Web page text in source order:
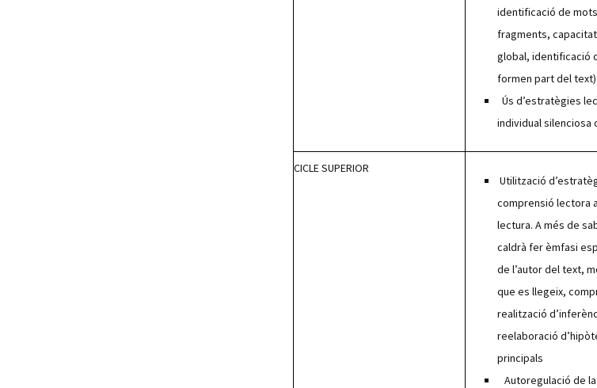
identificació de
fragments,
global, identificació
formen part del text)
Ús d’estratègies
individual silenciosa
CICLE SUPERIOR
Utilització
comprensió lec­tora
lectura. A més de
caldrà fer èmfasi
de l’autor del text,
que es llegeix,
realització
reelaboració
principals
Autoregulació de